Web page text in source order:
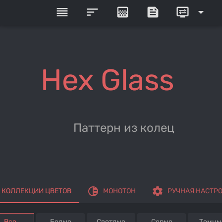
reorder sort gradient feed display_settings arrow_drop_down
Hex Glass
Паттерн из колец
КОЛЛЕКЦИИ ЦВЕТОВ tonality МОНОТОН settings РУЧНАЯ